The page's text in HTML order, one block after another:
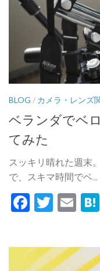
BLOG / カメラ・レンズ
ベランダでベ
てみた
スッキリ晴れた週末
で、スキマ時間でベ...